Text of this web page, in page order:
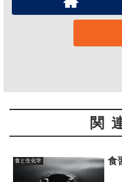
関
食と生化学 食